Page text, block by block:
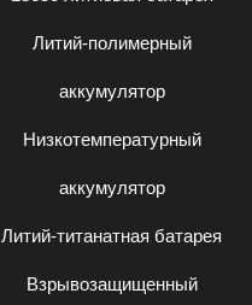
Литий-полимерный
аккумулятор
Низкотемпературный
аккумулятор
Литий-титанатная батарея
Взрывозащищенный